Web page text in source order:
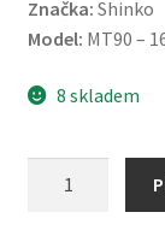
Značka: Shinko
Model: MT90 –
8 skladem